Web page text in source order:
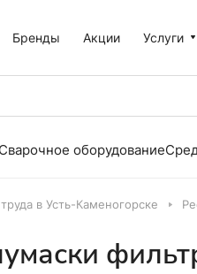
Бренды Акции Услуги
Сварочное оборудование
в Усть-Каменогорске